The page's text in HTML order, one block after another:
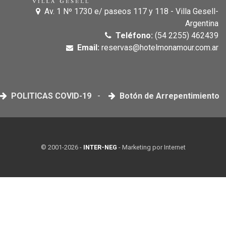
Av. 1 Nº 1730 e/ paseos 117 y 118 - Villa Gesell-
Argentina
Teléfono: (54 2255) 462439
Email: reservas@hotelmonamour.com.ar
POLITICAS COVID-19 - Botón de Arrepentimiento
© 2001-2026 - INTER-NEG - Marketing por Internet